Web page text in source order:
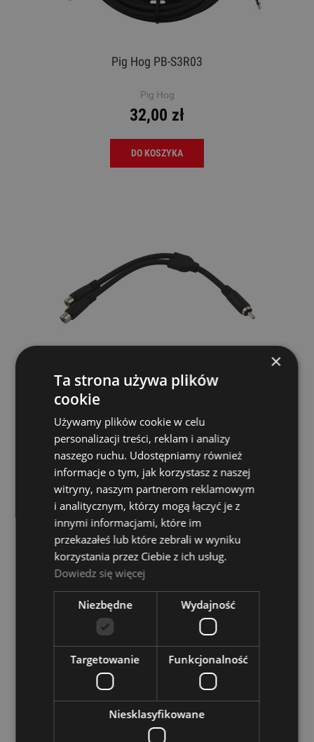
Pig Hog PB-S3R03
Pig Hog
32,00 zł
DO KOSZYKA
RM2RF
23,00 zł
DO KOSZYKA
×
Ta strona używa plików
cookie
Używamy plików cookie w celu
personalizacji treści, reklam i analizy
naszego ruchu. Udostępniamy również
informacje o tym, jak korzystasz z naszej
witryny, naszym partnerom reklamowym
i analitycznym, którzy mogą łączyć je z
innymi informacjami, które im
przekazałeś lub które zebrali w wyniku
korzystania przez Ciebie z ich usług.
Dowiedz się więcej
Niezbędne Wydajność
Targetowanie Funkcjonalność
Niesklasyfikowane